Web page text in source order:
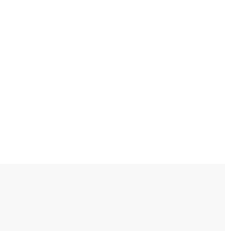
美しさを根本か